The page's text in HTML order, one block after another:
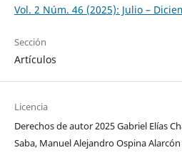
Vol. 2 Núm. 46 (2025): Julio –
Sección
Artículos
Licencia
Derechos de autor 2025 Gabriel Elías
Saba, Manuel Alejandro Ospina Alarcón